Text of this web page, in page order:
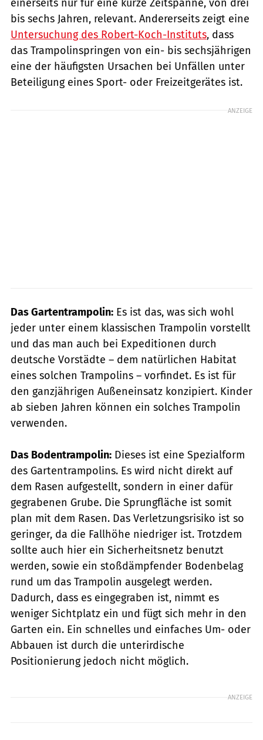
einerseits nur für eine kurze Zeitspanne, von drei
bis sechs Jahren, relevant. Andererseits zeigt eine
Untersuchung des Robert-Koch-Instituts, dass
das Trampolinspringen von ein- bis sechsjährigen
eine der häufigsten Ursachen bei Unfällen unter
Beteiligung eines Sport- oder Freizeitgerätes ist.
ANZEIGE
Das Gartentrampolin: Es ist das, was sich wohl
jeder unter einem klassischen Trampolin vorstellt
und das man auch bei Expeditionen durch
deutsche Vorstädte – dem natürlichen Habitat
eines solchen Trampolins – vorfindet. Es ist für
den ganzjährigen Außeneinsatz konzipiert. Kinder
ab sieben Jahren können ein solches Trampolin
verwenden.
Das Bodentrampolin: Dieses ist eine Spezialform
des Gartentrampolins. Es wird nicht direkt auf
dem Rasen aufgestellt, sondern in einer dafür
gegrabenen Grube. Die Sprungfläche ist somit
plan mit dem Rasen. Das Verletzungsrisiko ist so
geringer, da die Fallhöhe niedriger ist. Trotzdem
sollte auch hier ein Sicherheitsnetz benutzt
werden, sowie ein stoßdämpfender Bodenbelag
rund um das Trampolin ausgelegt werden.
Dadurch, dass es eingegraben ist, nimmt es
weniger Sichtplatz ein und fügt sich mehr in den
Garten ein. Ein schnelles und einfaches Um- oder
Abbauen ist durch die unterirdische
Positionierung jedoch nicht möglich.
ANZEIGE